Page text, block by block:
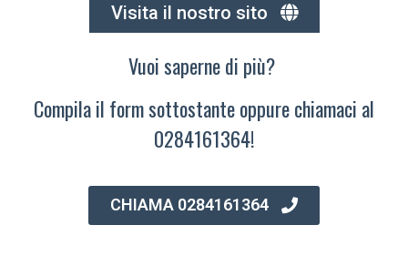
Visita il nostro sito
Vuoi saperne di più?
Compila il form sottostante oppure chiamaci al
0284161364!
CHIAMA 0284161364